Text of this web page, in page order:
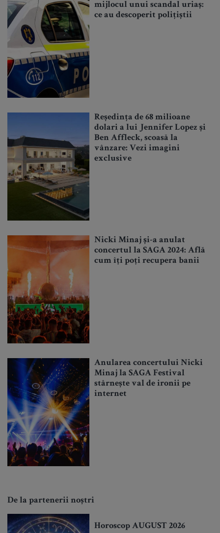
mijlocul unui scandal uriaș:
ce au descoperit polițiștii
Reședința de 68 milioane
dolari a lui Jennifer Lopez și
Ben Affleck, scoasă la
vânzare: Vezi imagini
exclusive
Nicki Minaj și-a anulat
concertul la SAGA 2024: Află
cum îți poți recupera banii
Anularea concertului Nicki
Minaj la SAGA Festival
stârnește val de ironii pe
internet
De la partenerii noștri
Horoscop AUGUST 2026